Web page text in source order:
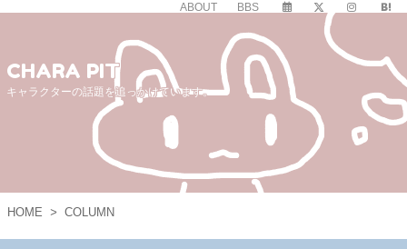
ABOUT BBS
CHARA PIT
キャラクターの話題を追っかけています。
HOME > COLUMN